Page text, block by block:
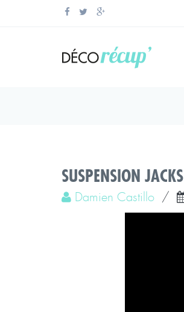
SUSPENSION JACKS
Damien Castillo /